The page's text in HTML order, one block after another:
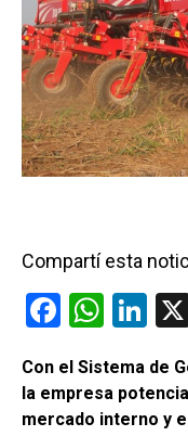
Compartí esta
F
ce
b
W
at
s
Li
ke
dI
Con el Sistema de
la empresa
mercado interno y